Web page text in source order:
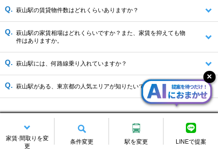
家賃·間取りを変
更
条件変更 駅を変更 LINEで提案
萩山駅の賃貸物件数はどれくらいありますか？
萩山駅の家賃相場はどれくらいですか？また、家賃を抑えても物
件はありますか。
萩山駅には、何路線乗り入れていますか？
萩山駅がある、東京都の人気エリアが知りたいです。
萩山駅の賃貸情報を変更する